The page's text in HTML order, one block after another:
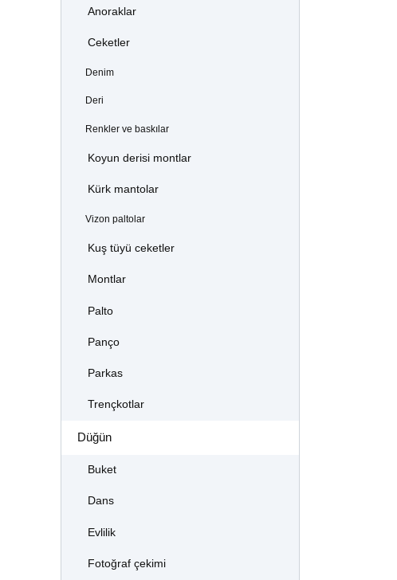
Anoraklar
Ceketler
Denim
Deri
Renkler ve baskılar
Koyun derisi montlar
Kürk mantolar
Vizon paltolar
Kuş tüyü ceketler
Montlar
Palto
Panço
Parkas
Trençkotlar
Düğün
Buket
Dans
Evlilik
Fotoğraf çekimi